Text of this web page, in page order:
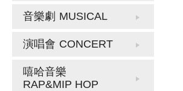
音樂劇 MUSICAL
演唱會 CONCERT
嘻哈音樂
RAP&MIP HOP